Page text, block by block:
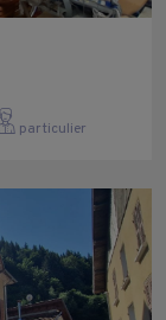
particulier